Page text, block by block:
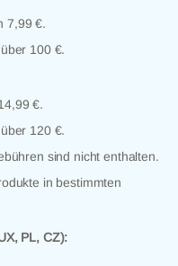
7,99 €.
100 €.
€.
120 €.
sind nicht enthalten.
in bestimmten
PL, CZ):